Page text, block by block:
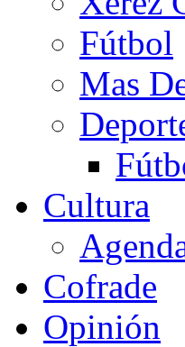
Fútbol
Mas
Cultura
Cofrade
Opinión